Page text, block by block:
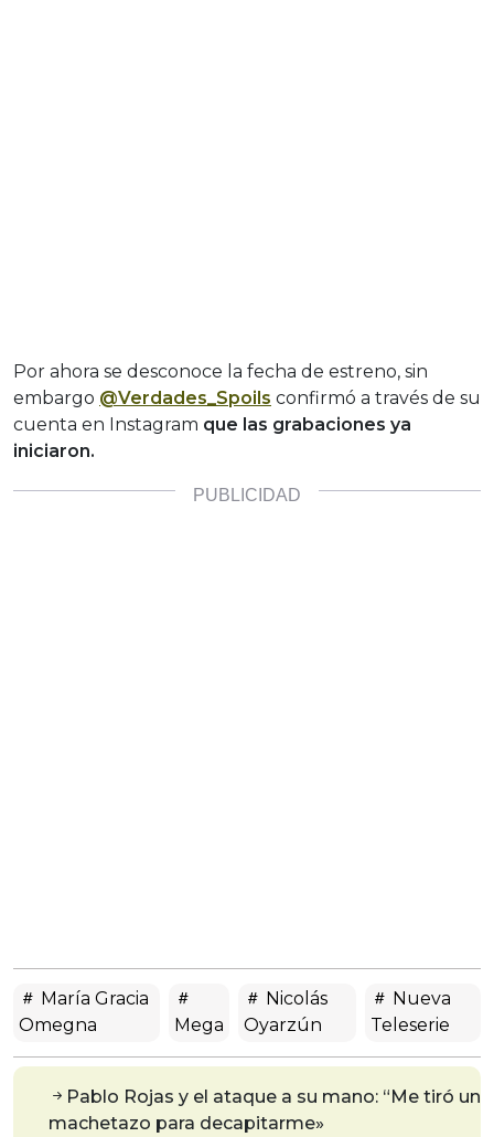
Por ahora se desconoce la fecha de estreno, sin
embargo @Verdades_Spoils confirmó a través de su
cuenta en Instagram que las grabaciones ya
iniciaron.
María Gracia
Omegna
Mega
Nicolás
Oyarzún
Nueva
Teleserie
Pablo Rojas y el ataque a su mano: “Me tiró un
machetazo para decapitarme»